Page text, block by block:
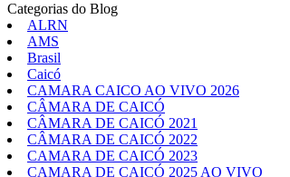
Categorias do Blog
ALRN
AMS
Brasil
Caicó
CAMARA CAICO AO VIVO 2026
CÂMARA DE CAICÓ
CÂMARA DE CAICÓ 2021
CÂMARA DE CAICÓ 2022
CAMARA DE CAICÓ 2023
CAMARA DE CAICÓ 2025 AO VIVO